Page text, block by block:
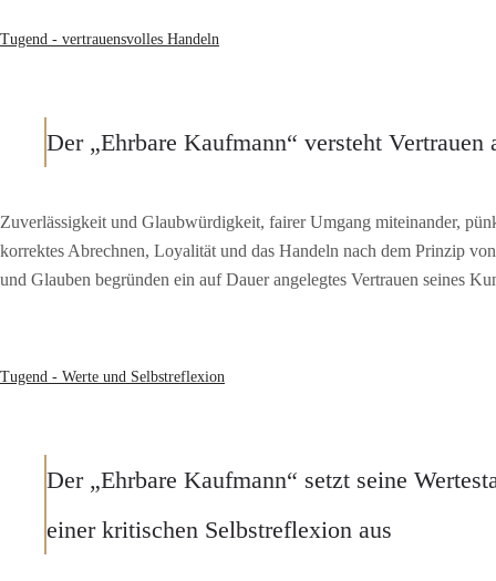
Tugend - vertrauensvolles Handeln
Der „Ehrbare Kaufmann“ versteht Vertrauen
Zuverlässigkeit und Glaubwürdigkeit, fairer Umgang miteinander,
korrektes Abrechnen, Loyalität und das Handeln nach dem Prinzip
und Glauben begründen ein auf Dauer angelegtes Vertrauen seines
Tugend - Werte und Selbstreflexion
Der „Ehrbare Kaufmann“ setzt seine
einer kritischen Selbstreflexion aus